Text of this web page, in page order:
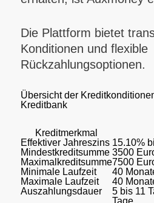
Die Plattform bietet
Konditionen und flexible
Rückzahlungsoptionen.
Übersicht der
Kreditbank
Kreditmerkmal
Effektiver Jahreszins 15.10%
Mindestkreditsumme 3500
Maximalkreditsumme7500
Minimale Laufzeit
40
Maximale Laufzeit
40
Auszahlungsdauer
5 bis 11
Tage